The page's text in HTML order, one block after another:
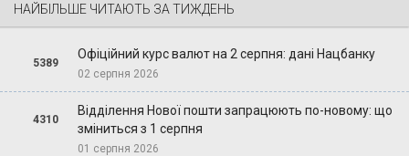
НАЙБІЛЬШЕ ЧИТАЮТЬ ЗА ТИЖДЕНЬ
5389
Офіційний курс валют на 2 серпня: дані Нацбанку
02 серпня 2026
4310
Відділення Нової пошти запрацюють по-новому: що
зміниться з 1 серпня
01 серпня 2026